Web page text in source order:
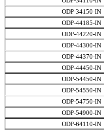
ODP-34150-IN
ODP-44185-IN
ODP-44220-IN
ODP-44300-IN
ODP-44370-IN
ODP-44450-IN
ODP-54450-IN
ODP-54550-IN
ODP-54750-IN
ODP-54900-IN
ODP-64110-IN